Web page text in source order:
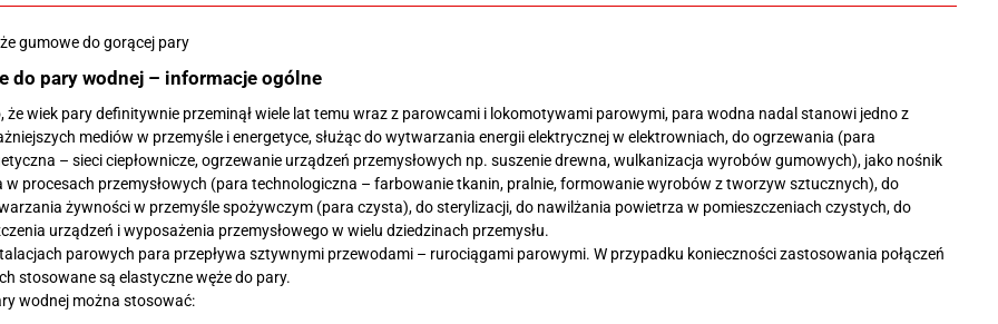
spożywczych
ropopochodnych
(do produktów stałych)
do betonu i tynkowania
i wentylacyjne
Węże silikonowe
Węże do pomp perystaltycznych
Węże podgrzewane
Węże pływajace i osprzęt
Węże do gazów i końcówki
Węże do klimatyzacji i końcówki
do pary wodnej – informacje ogólne
że wiek pary definitywnie przeminął wiele lat temu wraz z parowcami i lokomotywami parowymi, para wodna nadal stanowi jedno z
mediów w przemyśle i energetyce, służąc do wytwarzania energii elektrycznej w elektrowniach, do ogrzewania (para
– sieci ciepłownicze, ogrzewanie urządzeń przemysłowych np. suszenie drewna, wulkanizacja wyrobów gumowych), jako nośnik
w procesach przemysłowych (para technologiczna – farbowanie tkanin, pralnie, formowanie wyrobów z tworzyw sztucznych), do
żywności w przemyśle spożywczym (para czysta), do sterylizacji, do nawilżania powietrza w pomieszczeniach czystych, do
urządzeń i wyposażenia przemysłowego w wielu dziedzinach przemysłu.
parowych para przepływa sztywnymi przewodami – rurociągami parowymi. W przypadku konieczności zastosowania połączeń
stosowane są elastyczne węże do pary.
wodnej można stosować: